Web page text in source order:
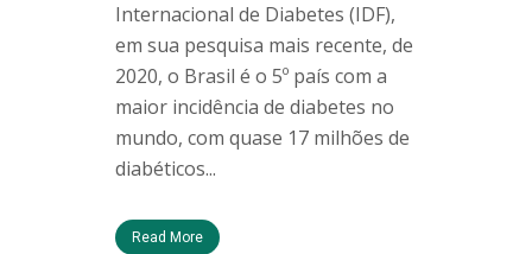
Internacional de Diabetes (IDF),
em sua pesquisa mais recente, de
2020, o Brasil é o 5º país com a
maior incidência de diabetes no
mundo, com quase 17 milhões de
diabéticos...
Read More